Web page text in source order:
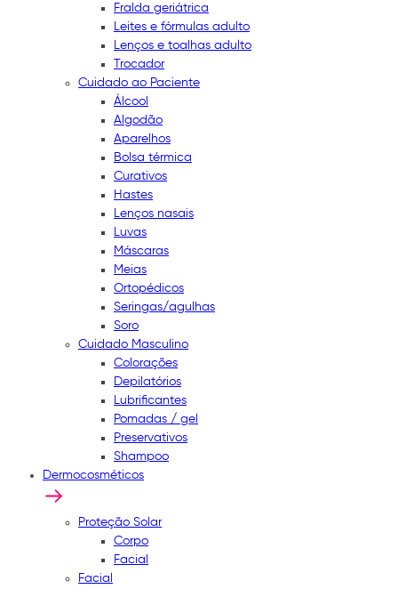
Fralda geriátrica
Leites e fórmulas adulto
Lenços e toalhas adulto
Trocador
Cuidado ao Paciente
Álcool
Algodão
Aparelhos
Bolsa térmica
Curativos
Hastes
Lenços nasais
Luvas
Máscaras
Meias
Ortopédicos
Seringas/agulhas
Soro
Cuidado Masculino
Colorações
Depilatórios
Lubrificantes
Pomadas / gel
Preservativos
Shampoo
Dermocosméticos
Proteção Solar
Corpo
Facial
Facial